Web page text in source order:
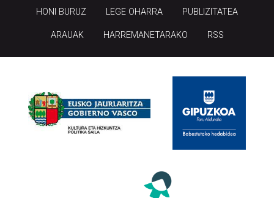
HONI BURUZ LEGE OHARRA PUBLIZITATEA
ARAUAK HARREMANETARAKO RSS